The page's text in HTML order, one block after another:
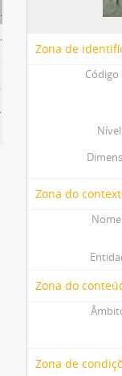
Zona de
Código
Zona do
Zona do
Zona de